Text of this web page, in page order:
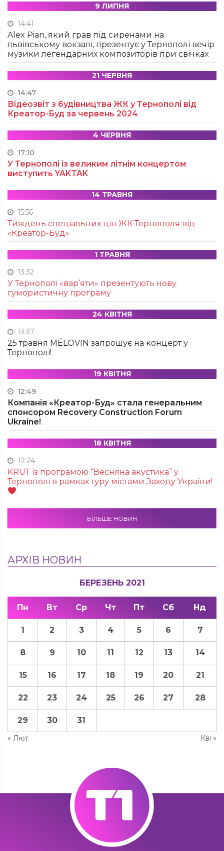
9 ЛИПНЯ
14:41
Alex Pian, який грав під сиренами на
львівському вокзалі, презентує у Тернополі вечір
музики легендарних композиторів при свічках
21 ЧЕРВНЯ
14:47
Відеозвіт з будівництва ЖК у Тернополі від
Креатор-Буд за червень 2024
4 ЧЕРВНЯ
17:10
У Тернополі із великим літнім концертом
виступить YAKTAK
14 ТРАВНЯ
15:56
Тиждень спеціальних цін ЖК Тернополя від
«Креатор-Буд»
1 ТРАВНЯ
13:32
У Тернополі «вар’яти» презентують нову
гумористичну програму
24 КВІТНЯ
13:37
25 травня MÉLOVIN запрошує на концерт у
Тернополі!
19 КВІТНЯ
12:49
Компанія «Креатор-Буд» стала генеральним
спонсором Recovery Construction Forum
Ukraine!
18 КВІТНЯ
17:24
KRUТ із програмою “Весняна акустика” у
Тернополі в рамках туру містами Заходу України!
БІЛЬШЕ НОВИН
АРХІВ НОВИН
БЕРЕЗЕНЬ 2021
Пн Вт Ср Чт Пт Сб Нд
« Лют Кві »
1 2 3 4 5 6 7
8 9 10 11 12 13 14
15 16 17 18 19 20 21
22 23 24 25 26 27 28
29 30 31